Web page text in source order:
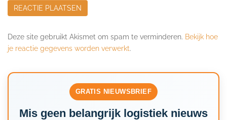
Deze site gebruikt Akismet om spam te verminderen. Bekijk hoe
je reactie gegevens worden verwerkt.
GRATIS NIEUWSBRIEF
Mis geen belangrijk logistiek nieuws